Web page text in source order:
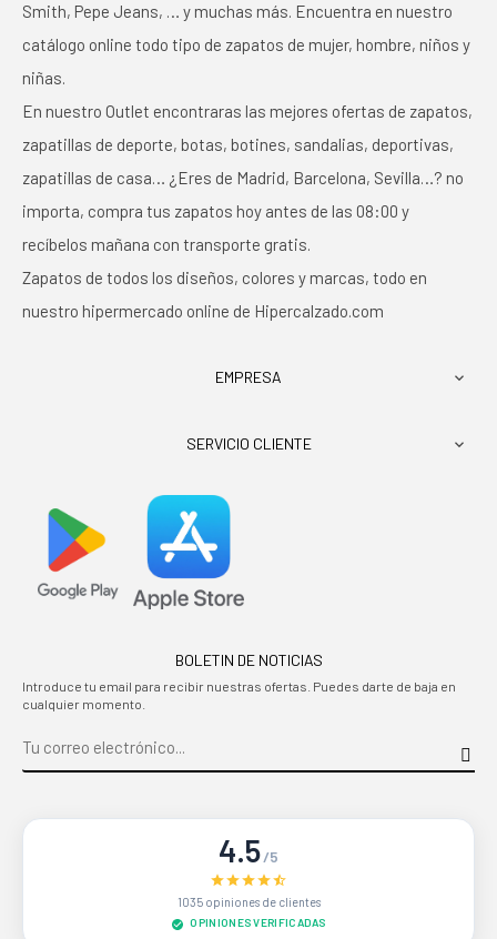
Smith, Pepe Jeans, … y muchas más. Encuentra en nuestro
catálogo online todo tipo de zapatos de mujer, hombre, niños y
niñas.
En nuestro Outlet encontraras las mejores ofertas de zapatos,
zapatillas de deporte, botas, botines, sandalias, deportivas,
zapatillas de casa… ¿Eres de Madrid, Barcelona, Sevilla…? no
importa, compra tus zapatos hoy antes de las 08:00 y
recíbelos mañana con transporte gratis.
Zapatos de todos los diseños, colores y marcas, todo en
nuestro hipermercado online de Hipercalzado.com
EMPRESA 
SERVICIO CLIENTE 
BOLETIN DE NOTICIAS
Introduce tu email para recibir nuestras ofertas. Puedes darte de baja en
cualquier momento.
4.5/5
1035 opiniones de clientes
OPINIONES VERIFICADAS